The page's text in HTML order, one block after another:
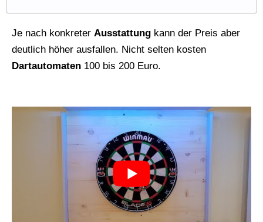
Je nach konkreter Ausstattung kann der Preis aber
deutlich höher ausfallen. Nicht selten kosten
Dartautomaten 100 bis 200 Euro.